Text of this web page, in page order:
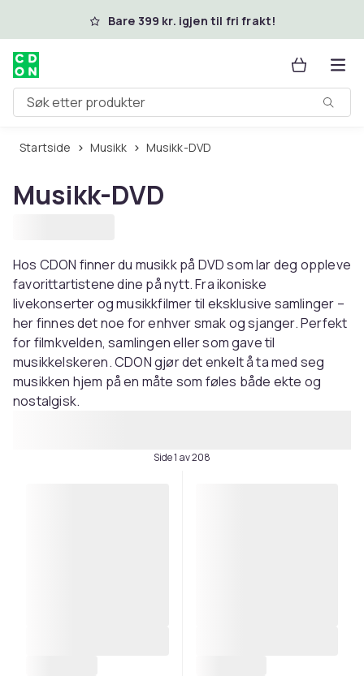
Hopp til hovedinnholdBare 399 kr. igjen til fri frakt!
Søk etter produkter
Startside Musikk Musikk-DVD
Musikk-DVD
Hos CDON finner du musikk på DVD som lar deg oppleve
favorittartistene dine på nytt. Fra ikoniske
livekonserter og musikkfilmer til eksklusive samlinger –
her finnes det noe for enhver smak og sjanger. Perfekt
for filmkvelden, samlingen eller som gave til
musikkelskeren. CDON gjør det enkelt å ta med seg
musikken hjem på en måte som føles både ekte og
nostalgisk.
Side 1 av 208